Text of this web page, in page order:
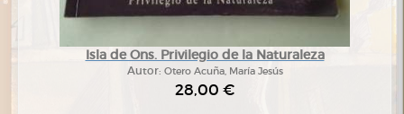
Isla de Ons. Privilegio de la Naturaleza
Autor: Otero Acuña, María Jesús
28,00 €